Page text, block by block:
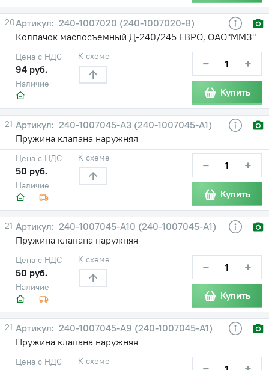
20
240-1007020 (240-1007020-В)
Колпачок маслосъемный Д-240/245 ЕВРО, ОАО"ММЗ"
Наличие
Цена с НДС
94 руб.
К схеме − +
Купить
21
240-1007045-А3 (240-1007045-А1)
Пружина клапана наружняя
Наличие
Цена с НДС
50 руб.
К схеме − +
Купить
21
240-1007045-А10 (240-1007045-А1)
Пружина клапана наружняя
Наличие
Цена с НДС
50 руб.
К схеме − +
Купить
21
240-1007045-А9 (240-1007045-А1)
Пружина клапана наружняя
Цена с НДС К схеме